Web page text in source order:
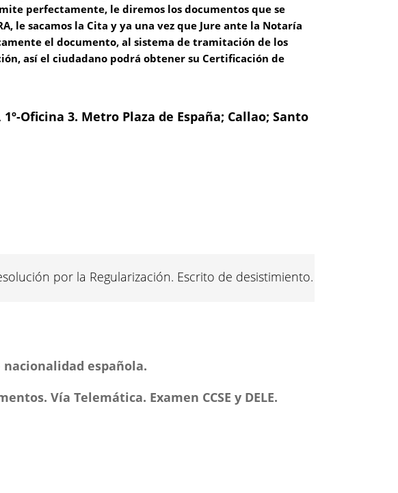
perfectamente, le diremos los documentos que se
le sacamos la Cita y ya una vez que Jure ante la Notaría
el documento, al sistema de tramitación de los
así el ciudadano podrá obtener su Certificación de
Oficina 3. Metro Plaza de España; Callao; Santo
por la Regularización. Escrito de desistimiento.
nacionalidad española.
Vía Telemática. Examen CCSE y DELE.